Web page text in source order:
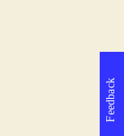
Feedback